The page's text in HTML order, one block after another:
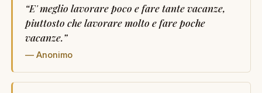
“E' meglio lavorare poco e fare tante vacanze,
piuttosto che lavorare molto e fare poche
vacanze.”
— Anonimo